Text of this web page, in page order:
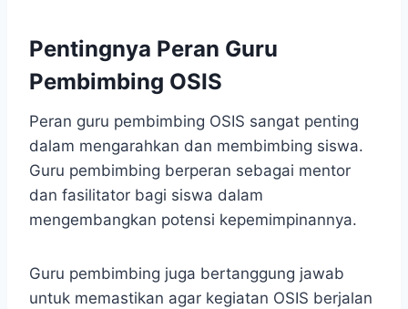
Pentingnya Peran Guru
Pembimbing OSIS
Peran guru pembimbing OSIS sangat penting
dalam mengarahkan dan membimbing siswa.
Guru pembimbing berperan sebagai mentor
dan fasilitator bagi siswa dalam
mengembangkan potensi kepemimpinannya.
Guru pembimbing juga bertanggung jawab
untuk memastikan agar kegiatan OSIS berjalan